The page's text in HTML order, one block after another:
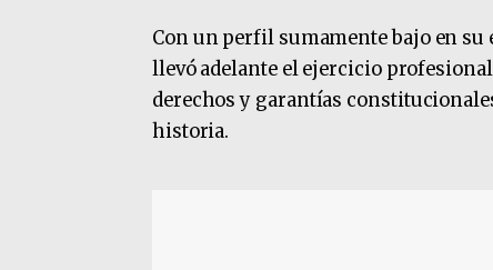
Con un perfil sumamente bajo en
llevó adelante el ejercicio
derechos y garantías
historia.